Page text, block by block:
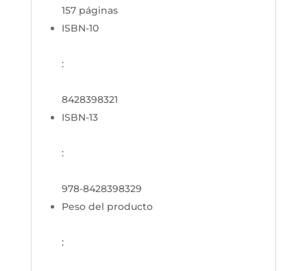
157 páginas
ISBN-10
:
8428398321
ISBN-13
:
978-8428398329
Peso del producto
: